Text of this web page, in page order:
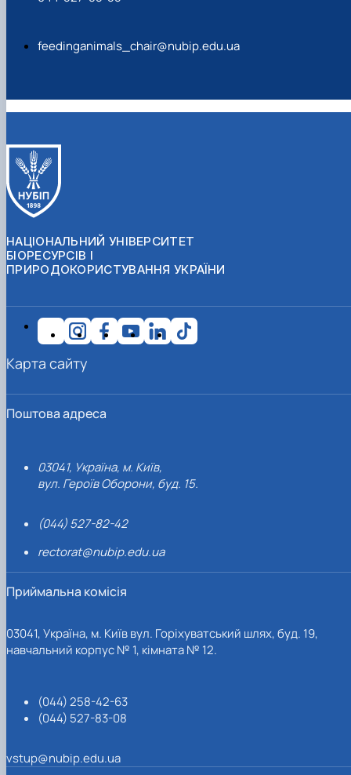
feedinganimals_chair@nubip.edu.ua
НАЦІОНАЛЬНИЙ УНІВЕРСИТЕТ
БІОРЕСУРСІВ І
ПРИРОДОКОРИСТУВАННЯ УКРАЇНИ
Поштова адреса
03041, Україна, м. Київ,
вул. Героїв Оборони, буд. 15.
(044) 527-82-42
rectorat@nubip.edu.ua
Приймальна комісія
03041, Україна, м. Київ вул. Горіхуватський шлях, буд. 19,
навчальний корпус № 1, кімната № 12.
(044) 258-42-63
(044) 527-83-08
vstup@nubip.edu.ua
Карта сайту